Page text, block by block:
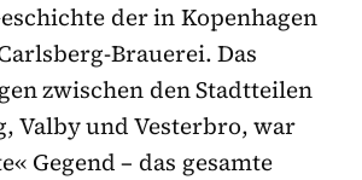
der in Kopenhagen
Brauerei. Das
zwischen den Stadtteilen
Valby und Vesterbro, war
Gegend – das gesamte